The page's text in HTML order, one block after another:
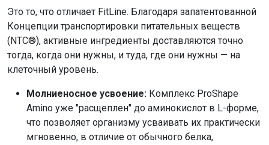
Это то, что отличает FitLine. Благодаря запатентованной
Концепции транспортировки питательных веществ
(NTC®), активные ингредиенты доставляются точно
тогда, когда они нужны, и туда, где они нужны — на
клеточный уровень.
Молниеносное усвоение: Комплекс ProShape
Amino уже "расщеплен" до аминокислот в L-форме,
что позволяет организму усваивать их практически
мгновенно, в отличие от обычного белка,